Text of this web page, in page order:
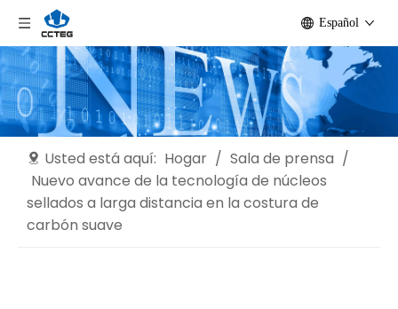
Español
Usted está aquí: Hogar / Sala de prensa /
Nuevo avance de la tecnología de núcleos
sellados a larga distancia en la costura de
carbón suave